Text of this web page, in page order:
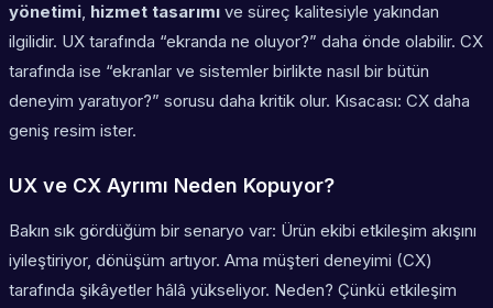
yönetimi, hizmet tasarımı ve süreç kalitesiyle yakından
ilgilidir. UX tarafında “ekranda ne oluyor?” daha önde olabilir. CX
tarafında ise “ekranlar ve sistemler birlikte nasıl bir bütün
deneyim yaratıyor?” sorusu daha kritik olur. Kısacası: CX daha
geniş resim ister.
UX ve CX Ayrımı Neden Kopuyor?
Bakın sık gördüğüm bir senaryo var: Ürün ekibi etkileşim akışını
iyileştiriyor, dönüşüm artıyor. Ama müşteri deneyimi (CX)
tarafında şikâyetler hâlâ yükseliyor. Neden? Çünkü etkileşim